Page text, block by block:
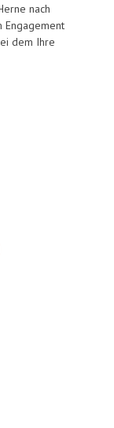
nach
Engagement
dem Ihre